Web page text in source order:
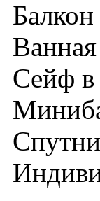
Сейф в